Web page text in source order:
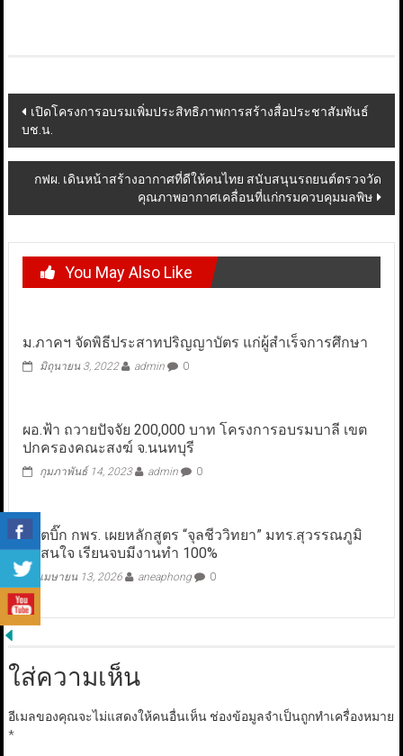
Post
navigation
เปิดโครงการอบรมเพิ่มประสิทธิภาพการสร้างสื่อประชาสัมพันธ์
บช.น.
กฟผ. เดินหน้าสร้างอากาศที่ดีให้คนไทย สนับสนุนรถยนต์ตรวจวัด
คุณภาพอากาศเคลื่อนที่แก่กรมควบคุมมลพิษ
You May Also Like
ม.ภาคฯ จัดพิธีประสาทปริญญาบัตร แก่ผู้สำเร็จการศึกษา
มิถุนายน 3, 2022 admin 0
ผอ.ฟ้า ถวายปัจจัย 200,000 บาท โครงการอบรมบาลี เขต
ปกครองคณะสงฆ์ จ.นนทบุรี
กุมภาพันธ์ 14, 2023 admin 0
อดีตบิ๊ก กพร. เผยหลักสูตร “จุลชีววิทยา” มทร.สุวรรณภูมิ
น่าสนใจ เรียนจบมีงานทำ 100%
เมษายน 13, 2026 aneaphong 0
ใส่ความเห็น
อีเมลของคุณจะไม่แสดงให้คนอื่นเห็น ช่องข้อมูลจำเป็นถูกทำเครื่องหมาย
*